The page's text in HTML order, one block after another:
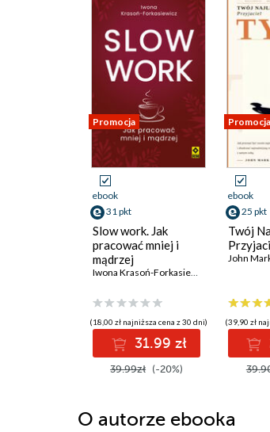
Promocja
ebook
31 pkt
Slow work. Jak
pracować mniej i
mądrzej
Iwona Krasoń-Forkasiewicz
(18,00 zł najniższa cena z 30 dni)
31.99 zł
39.99zł (-20%)
Promocja
ebook
25 pkt
Twój
John
(39,90 zł
O autorze ebooka